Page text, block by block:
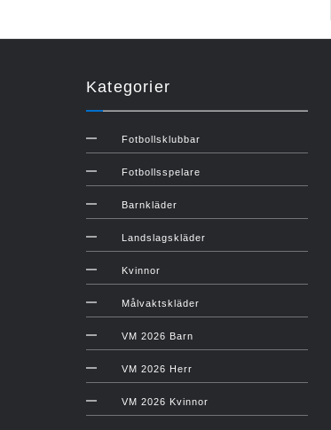
Kategorier
Fotbollsklubbar
Fotbollsspelare
Barnkläder
Landslagskläder
Kvinnor
Målvaktskläder
VM 2026 Barn
VM 2026 Herr
VM 2026 Kvinnor